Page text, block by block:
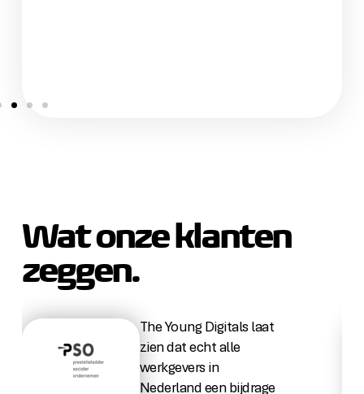
The Young Digitalslaat
zien dat echt alle
werkgevers in
Nederland een bijdrage
Wat onze klanten
zeggen.